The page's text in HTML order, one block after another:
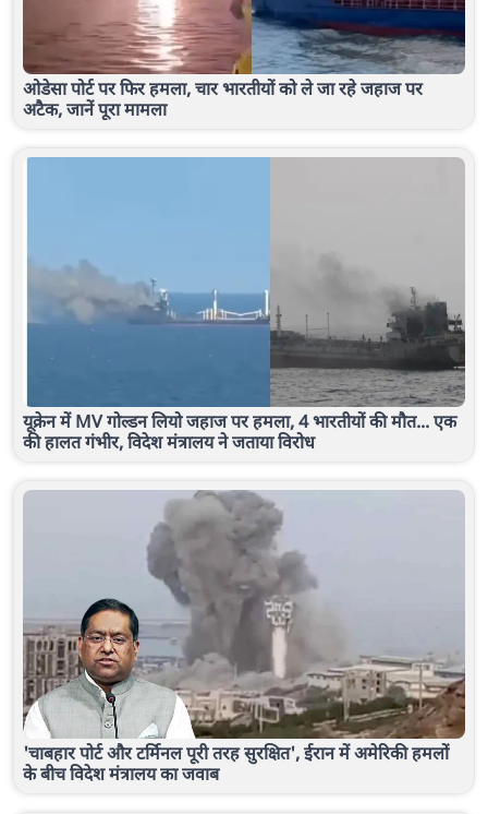
ओडेसा पोर्ट पर फिर हमला, चार भारतीयों को ले जा रहे जहाज पर
अटैक, जानें पूरा मामला
यूक्रेन में MV गोल्डन लियो जहाज पर हमला, 4 भारतीयों की मौत... एक
की हालत गंभीर, विदेश मंत्रालय ने जताया विरोध
'चाबहार पोर्ट और टर्मिनल पूरी तरह सुरक्षित', ईरान में अमेरिकी हमलों
के बीच विदेश मंत्रालय का जवाब